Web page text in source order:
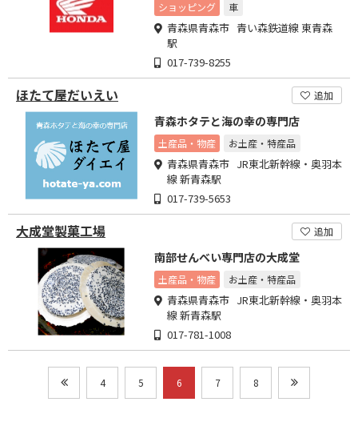
ショッピング 車
青森県青森市 青い森鉄道線 東青森
駅
017-739-8255
ほたて屋だいえい 追加
青森ホタテと海の幸の専門店
土産品・物産 お土産・特産品
青森県青森市 JR東北新幹線・奥羽本
線 新青森駅
017-739-5653
大成堂製菓工場 追加
南部せんべい専門店の大成堂
土産品・物産 お土産・特産品
青森県青森市 JR東北新幹線・奥羽本
線 新青森駅
017-781-1008
4 5 6 7 8